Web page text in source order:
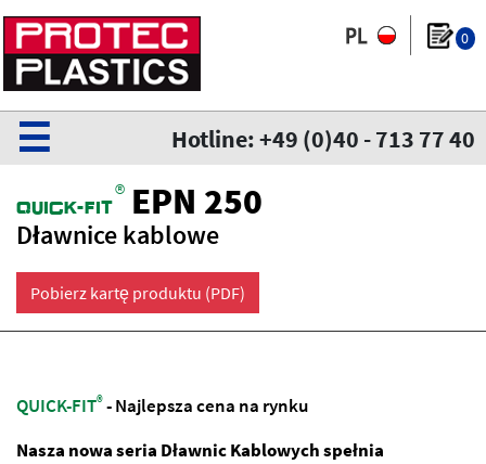
0
Hotline: +49 (0)40 - 713 77 40
☰
QuiCk-fit® EPN 250
Dławnice kablowe
Pobierz kartę produktu (PDF)
QUICK-FIT®- Najlepsza cena na rynku
Nasza nowa seria Dławnic Kablowych spełnia